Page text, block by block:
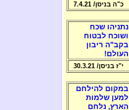
כ"ה בניסן/ 7.4.21
נתניהו שכח
ושוכח לבטוח
בקב"ה ריבון
העולם!
י"ז בניסן/ 30.3.21
במקום להילחם
למען שלמות
הארץ, נלחם